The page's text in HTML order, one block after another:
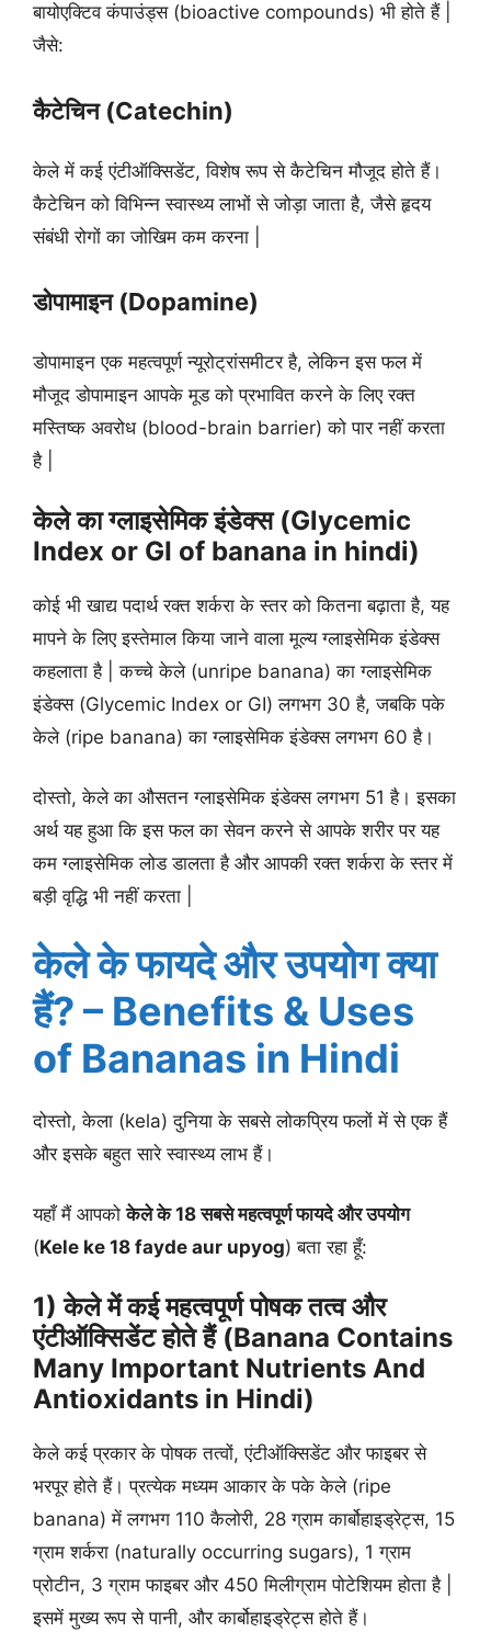
बायोएक्टिव कंपाउंड्स (bioactive compounds) भी होते हैं |
जैसे:
कैटेचिन (Catechin)
केले में कई एंटीऑक्सिडेंट, विशेष रूप से कैटेचिन मौजूद होते हैं।
कैटेचिन को विभिन्न स्वास्थ्य लाभों से जोड़ा जाता है, जैसे हृदय
संबंधी रोगों का जोखिम कम करना |
डोपामाइन (Dopamine)
डोपामाइन एक महत्वपूर्ण न्यूरोट्रांसमीटर है, लेकिन इस फल में
मौजूद डोपामाइन आपके मूड को प्रभावित करने के लिए रक्त
मस्तिष्क अवरोध (blood-brain barrier) को पार नहीं करता
है |
केले का ग्लाइसेमिक इंडेक्स (Glycemic
Index or GI of banana in hindi)
कोई भी खाद्य पदार्थ रक्त शर्करा के स्तर को कितना बढ़ाता है, यह
मापने के लिए इस्तेमाल किया जाने वाला मूल्य ग्लाइसेमिक इंडेक्स
कहलाता है | कच्चे केले (unripe banana) का ग्लाइसेमिक
इंडेक्स (Glycemic Index or GI) लगभग 30 है, जबकि पके
केले (ripe banana) का ग्लाइसेमिक इंडेक्स लगभग 60 है।
दोस्तो, केले का औसतन ग्लाइसेमिक इंडेक्स लगभग 51 है। इसका
अर्थ यह हुआ कि इस फल का सेवन करने से आपके शरीर पर यह
कम ग्लाइसेमिक लोड डालता है और आपकी रक्त शर्करा के स्तर में
बड़ी वृद्धि भी नहीं करता |
केले के फायदे और उपयोग क्या
हैं? – Benefits & Uses
of Bananas in Hindi
दोस्तो, केला (kela) दुनिया के सबसे लोकप्रिय फलों में से एक हैं
और इसके बहुत सारे स्वास्थ्य लाभ हैं।
यहाँ मैं आपकोकेले के 18 सबसे महत्वपूर्ण फायदे और उपयोग
(Kele ke 18 fayde aur upyog) बता रहा हूँ:
1) केले में कई महत्वपूर्ण पोषक तत्व और
एंटीऑक्सिडेंट होते हैं (Banana Contains
Many Important Nutrients And
Antioxidants in Hindi)
केले कई प्रकार के पोषक तत्वों, एंटीऑक्सिडेंट और फाइबर से
भरपूर होते हैं। प्रत्येक मध्यम आकार के पके केले (ripe
banana) में लगभग 110 कैलोरी, 28 ग्राम कार्बोहाइड्रेट्स, 15
ग्राम शर्करा (naturally occurring sugars), 1 ग्राम
प्रोटीन, 3 ग्राम फाइबर और 450 मिलीग्राम पोटेशियम होता है |
इसमें मुख्य रूप से पानी, और कार्बोहाइड्रेट्स होते हैं।